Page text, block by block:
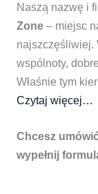
Naszą nazwę i
Zone – miejsc
najszczęśliwiej.
wspólnoty,
Właśnie tym
Czytaj więcej…
Chcesz
wypełnij